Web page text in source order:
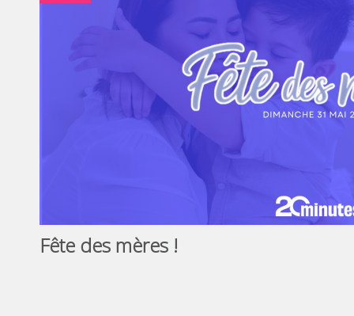
Fête des mères !